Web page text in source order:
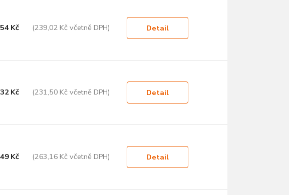
Kč (239,02 Kč včetně DPH) Detail
Kč (231,50 Kč včetně DPH) Detail
Kč (263,16 Kč včetně DPH) Detail